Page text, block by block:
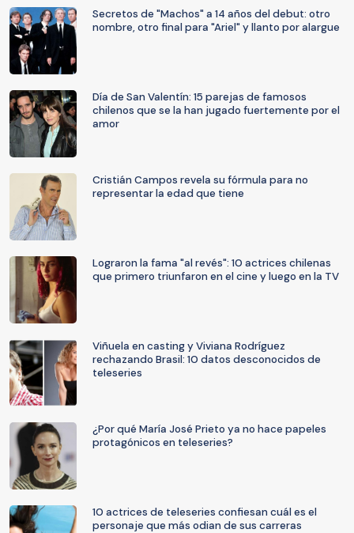
Secretos de "Machos" a 14 años del debut: otro
nombre, otro final para "Ariel" y llanto por alargue
Día de San Valentín: 15 parejas de famosos
chilenos que se la han jugado fuertemente por el
amor
Cristián Campos revela su fórmula para no
representar la edad que tiene
Lograron la fama "al revés": 10 actrices chilenas
que primero triunfaron en el cine y luego en la TV
Viñuela en casting y Viviana Rodríguez
rechazando Brasil: 10 datos desconocidos de
teleseries
¿Por qué María José Prieto ya no hace papeles
protagónicos en teleseries?
10 actrices de teleseries confiesan cuál es el
personaje que más odian de sus carreras